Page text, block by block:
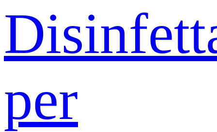
per